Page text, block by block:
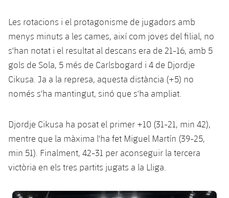
Classificació
Jugadors
Fotos
Història
Resultats
Jugadors
Classificació
Juvenil
Cadet
Infantil
Aleví
PLUSICON
MÉS
Primer equip
plusicon
més
Actualitat
Entrades
Resultats
Barça Atlètic
plusicon
més
Calendari
Resultats
Actualitat
Barça C
Campus Estiu
PLUSICON
MÉS
plusicon
més
Les rotacions i el protagonisme de jugadors amb
menys minuts a les cames, així com joves del filial, no
s'han notat i el resultat al descans era de 21-16, amb 5
gols de Sola, 5 més de Carlsbogard i 4 de Djordje
Cikusa. Ja a la represa, aquesta distància (+5) no
només s'ha mantingut, sinó que s'ha ampliat.
Djordje Cikusa ha posat el primer +10 (31-21, min 42),
mentre que la màxima l'ha fet Miguel Martín (39-25,
min 51). Finalment, 42-31 per aconseguir la tercera
victòria en els tres partits jugats a la Lliga.
FC Barcelona club badge